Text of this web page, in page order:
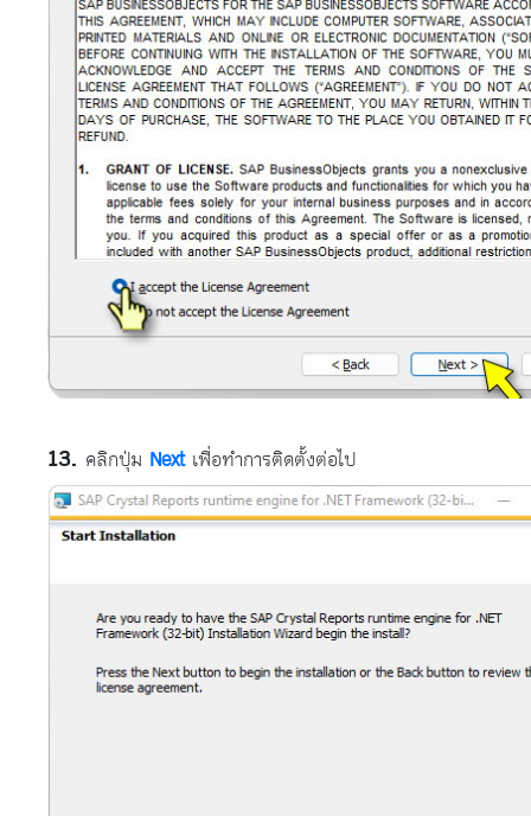
คลิกปุ่ม Nextเพื่อทำการติดตั้งต่อไป